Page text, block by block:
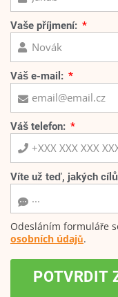
Vaše příjmení:
Váš e-mail:
Váš telefon:
Víte už teď, jakých
Odesláním formuláře
osobních údajů.
POTVRDIT